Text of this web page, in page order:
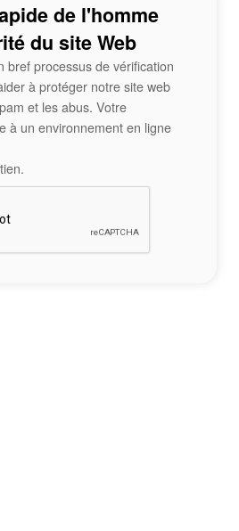
de l'homme
du site Web
bref processus de vérification
à protéger notre site web
et les abus. Votre
à un environnement en ligne